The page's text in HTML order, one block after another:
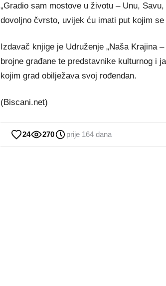
„Gradio sam mostove u životu – Unu,
dovoljno čvrsto, uvijek ću imati put kojim
Izdavač knjige je Udruženje „Naša Krajina
brojne građane te predstavnike kulturnog i
kojim grad obilježava svoj rođendan.
(Biscani.net)
24 270 prije 164 dana